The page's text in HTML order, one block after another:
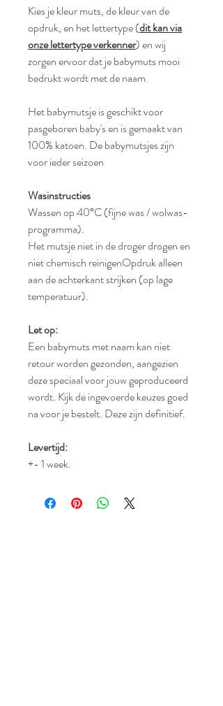
Kies je kleur muts, de kleur van de
opdruk, en het lettertype (dit kan via
onze lettertype verkenner) en wij
zorgen ervoor dat je babymuts mooi
bedrukt wordt met de naam.
Het babymutsje is geschikt voor
pasgeboren baby's en is gemaakt van
100% katoen. De babymutsjes zijn
voor ieder seizoen
Wasinstructies
Wassen op 40°C (fijne was / wolwas-
programma).
Het mutsje niet in de droger drogen en
niet chemisch reinigenOpdruk alleen
aan de achterkant strijken (op lage
temperatuur).
Let op:
Een babymuts met naam kan niet
retour worden gezonden, aangezien
deze speciaal voor jouw geproduceerd
wordt. Kijk de ingevoerde keuzes goed
na voor je bestelt. Deze zijn definitief.
Levertijd:
+- 1 week.